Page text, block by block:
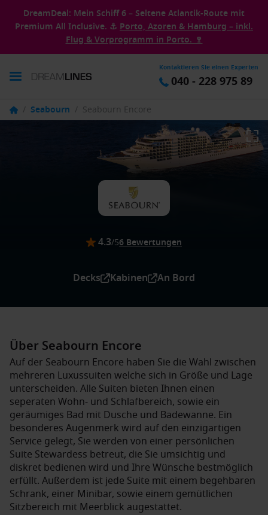
DreamDeal: Mein Schiff 6 – Seltene Atlantik-Route mit
Premium All Inclusive. ⚓ Porto, Azoren & Hamburg – inkl.
Flug & Vorprogramm in Porto. 🍷
Kontaktieren Sie einen Experten
040 - 228 975 89
/ Seabourn / Seabourn Encore
4.3/56 Bewertungen
Decks Kabinen An Bord
Über Seabourn Encore
Auf der Seabourn Encore haben Sie die Wahl zwischen
mehreren Luxussuiten welche sich in Größe und Lage
unterscheiden. Alle Suiten bieten Ihnen einen
seperaten Wohn- und Schlafbereich, sowie ein
geräumiges Bad mit Dusche und Badewanne. Ein
besonderes Augenmerk wird auf den einzigartigen
Service gelegt, Sie werden von einer persönlichen
Suite Stewardess betreut, die Sie umsichtig und
diskret bedienen wird und Ihre Wünsche bestmöglich
erfüllt. Außerdem ist jede Suite mit einem begehbaren
Schrank, einer Minibar, sowie einem gemütlichen
Sitzbereich mit Meerblick augestattet.